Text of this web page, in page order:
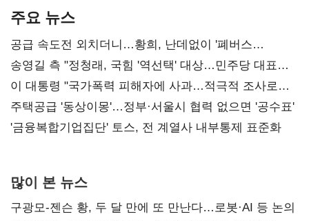
주요 뉴스
공급 속도전 외치더니…황희, 난데없이 '폐버스
리모델링' 제안
송영길 측 "정청래, 국힘 '역선택' 대상…민주당 대표로
총선 지휘 못해"
이 대통령 "국가폭력 피해자에 사과…적극적 조사로
진실 밝혀야"
주택공급 '동상이몽'…정부·서울시 협력 없으면 '공수표'
'금융복합기업집단' 토스, 전 계열사 내부통제 표준화
많이 본 뉴스
구광모-젠슨 황, 두 달 만에 또 만난다…로봇·AI 등 논의